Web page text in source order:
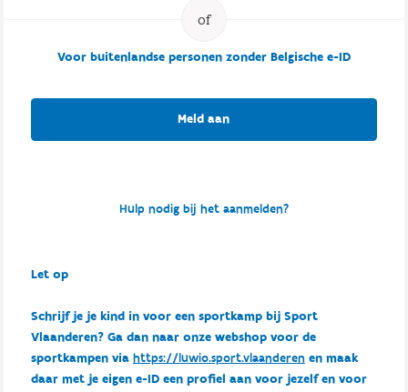
Voor buitenlandse personen zonder Belgische e-ID
Meld aan
Hulp nodig bij het aanmelden?
Let op
Schrijf je je kind in voor een sportkamp bij Sport
Vlaanderen? Ga dan naar onze webshop voor de
sportkampen via https://luwio.sport.vlaanderenen maak
daar met je eigen e-ID een profiel aan voor jezelf en voor